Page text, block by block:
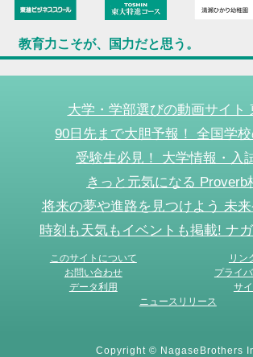
教育力こそが、国力だと思う。
大学・学部選びの動画サイト
90日先まで大胆予報！ 全国学
受験生必見！ 大学情報・入
きっと元気になる Proverb
将来の夢や進路を見つけよう 未来
時刻も天気もイベントも掲載! ナ
このサイトについて
リン
お問い合わせ
プライ
データ利用
サ
ニュースリリース
Copyright © NagaseBrothers